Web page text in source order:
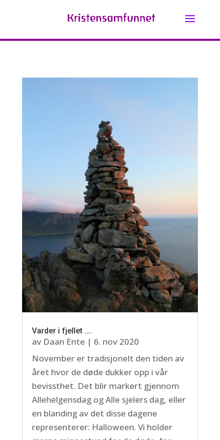
Varder i fjellet ….
av Daan Ente | 6. nov 2020
November er tradisjonelt den tiden av
året hvor de døde dukker opp i vår
bevissthet. Det blir markert gjennom
Allehelgensdag og Alle sjelers dag, eller
en blanding av det disse dagene
representerer: Halloween. Vi holder